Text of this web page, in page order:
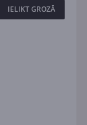
IELIKT GROZĀ